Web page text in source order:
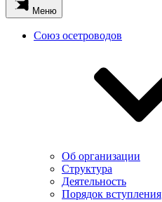
Меню
Союз осетроводов
Об организации
Структура
Деятельность
Порядок вступления